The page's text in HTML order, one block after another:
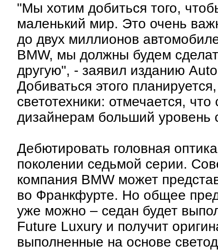
"Мы хотим добиться того,
маленький мир. Это очень
до двух миллионов
BMW, мы должны будем
другую", - заявил изданию
Добиваться этого
светотехники: отмечается,
дизайнерам больший уровень
Дебютировать головная
поколении седьмой серии.
компания BMW может
во Франкфурте. Но общее
уже можно – седан будет
Future Luxury и получит
выполненные на основе